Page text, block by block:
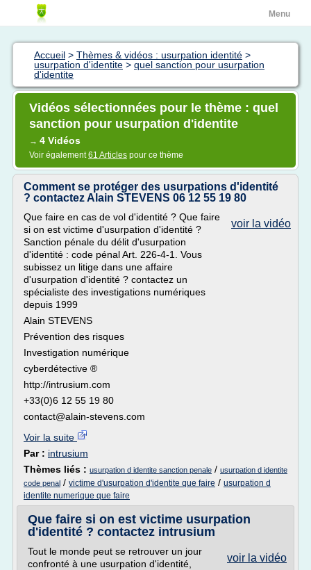
Menu
Accueil > Thèmes & vidéos : usurpation identité >
usurpation d'identite > quel sanction pour usurpation
d'identite
Vidéos sélectionnées pour le thème : quel
sanction pour usurpation d'identite
→ 4 Vidéos
Voir également61 Articles pour ce thème
Comment se protéger des usurpations d'identité
? contactez Alain STEVENS 06 12 55 19 80
voir la vidéo
Que faire en cas de vol d'identité ? Que faire
si on est victime d'usurpation d'identité ?
Sanction pénale du délit d'usurpation
d'identité : code pénal Art. 226-4-1. Vous
subissez un litige dans une affaire
d'usurpation d'identité ? contactez un
spécialiste des investigations numériques
depuis 1999
Alain STEVENS
Prévention des risques
Investigation numérique
cyberdétective ®
http://intrusium.com
+33(0)6 12 55 19 80
contact@alain-stevens.com
Voir la suite
Par : intrusium
Thèmes liés : usurpation d identite sanction penale / usurpation d identite
code penal / victime d'usurpation d'identite que faire / usurpation d
identite numerique que faire
Que faire si on est victime usurpation
d'identité ? contactez intrusium
voir la vidéo
Tout le monde peut se retrouver un jour
confronté à une usurpation d'identité,